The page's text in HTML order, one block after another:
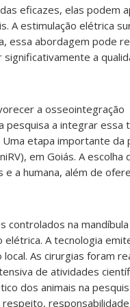
eficazes, elas podem
A estimulação elétrica
essa abordagem pode
a
a
a integrar essa
Uma etapa importante da
em Goiás. A escolha
e a humana, além de
na
A tecnologia
As cirurgias foram
de atividades
dos animais na